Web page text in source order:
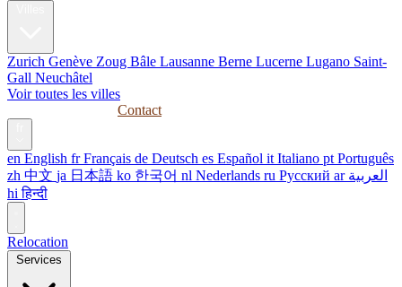
Zurich Genève Zoug Bâle Lausanne Berne Lucerne Lugano Saint-
Gall Neuchâtel
Voir toutes les villes
Contact
en English fr Français de Deutsch es Español it Italiano pt Português
zh 中文 ja 日本語 ko 한국어 nl Nederlands ru Русский ar العربية
hi हिन्दी
Relocation
Services